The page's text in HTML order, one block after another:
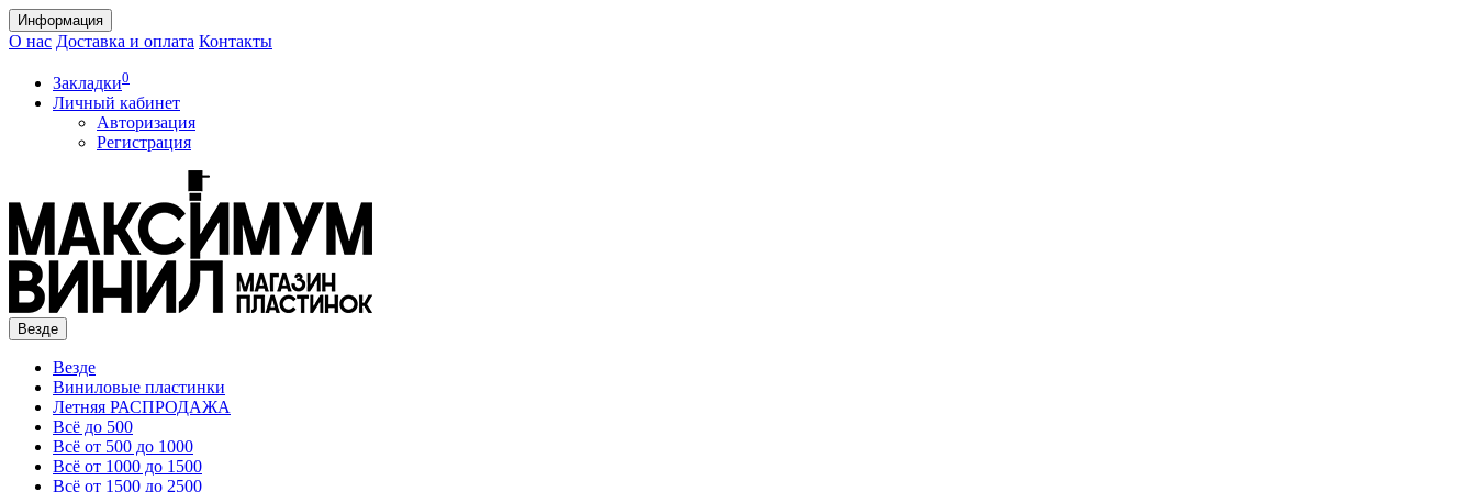
Информация
О нас Доставка и оплата Контакты
Закладки0
Личный кабинет
Авторизация
Регистрация
Везде
Везде
Виниловые пластинки
Летняя РАСПРОДАЖА
Всё до 500
Всё от 500 до 1000
Всё от 1000 до 1500
Всё от 1500 до 2500